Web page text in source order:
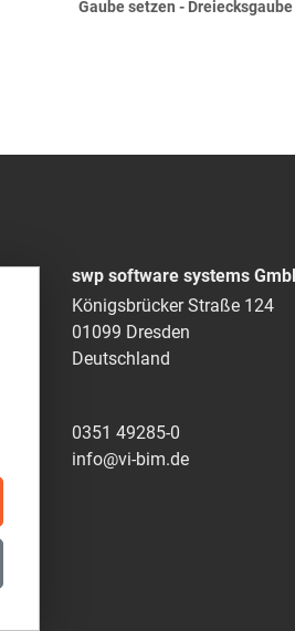
Gaube setzen - Dreiecksgaube
swp software systems
Königsbrücker Straße 124
01099 Dresden
Deutschland
0351 49285-0
info@vi-bim.de